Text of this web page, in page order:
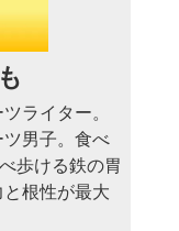
ライター。
男子。食べ
歩ける鉄の胃
根性が最大